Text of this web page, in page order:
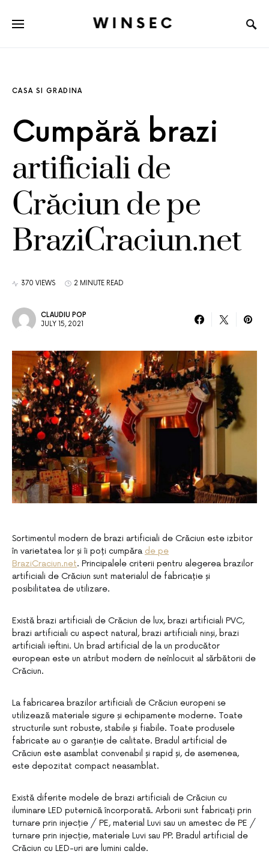
WINSEC
CASA SI GRADINA
Cumpără brazi
artificiali de
Crăciun de pe
BraziCraciun.net
370 VIEWS 2 MINUTE READ
CLAUDIU POP
JULY 15, 2021
Sortimentul modern de brazi artificiali de Crăciun este izbitor
în varietatea lor și îi poți cumpăra de pe
BraziCraciun.net. Principalele criterii pentru alegerea brazilor
artificiali de Crăciun sunt materialul de fabricație și
posibilitatea de utilizare.
Există brazi artificiali de Crăciun de lux, brazi artificiali PVC,
brazi artificiali cu aspect natural, brazi artificiali ninși, brazi
artificiali ieftini. Un brad artificial de la un producător
european este un atribut modern de neînlocuit al sărbătorii de
Crăciun.
La fabricarea brazilor artificiali de Crăciun europeni se
utilizează materiale sigure și echipamente moderne. Toate
structurile sunt robuste, stabile și fiabile. Toate produsele
fabricate au o garanție de calitate. Bradul artificial de
Crăciun este asamblat convenabil și rapid și, de asemenea,
este depozitat compact neasamblat.
Există diferite modele de brazi artificiali de Crăciun cu
iluminare LED puternică încorporată. Arborii sunt fabricați prin
turnare prin injecție / PE, material Luvi sau un amestec de PE /
turnare prin injecție, materiale Luvi sau PP. Bradul artificial de
Crăciun cu LED-uri are lumini calde.